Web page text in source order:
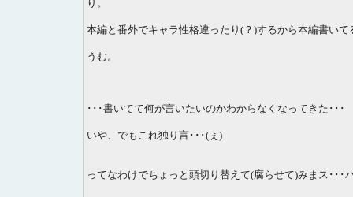
り。
本編と番外でキャラ性格違ったり(？)するから本編書い
うむ。
･･･書いてて何が言いたいのかわからなくなってきた･･･
いや、でもこれ独り言･･･(ぇ)
ってなわけでちょっと頭切り替えて(腐らせて)みまス･･･